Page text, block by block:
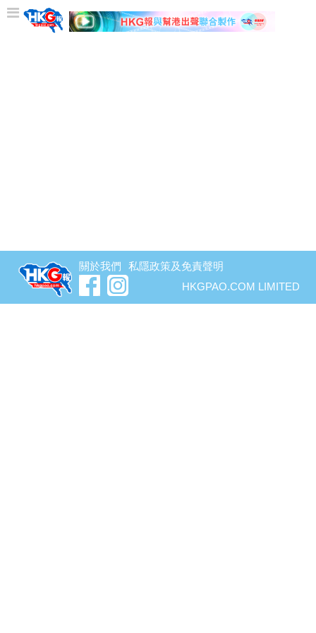
沒有相關文章
關於我們
私隱政策及免責聲明
HKGPAO.COM LIMITED